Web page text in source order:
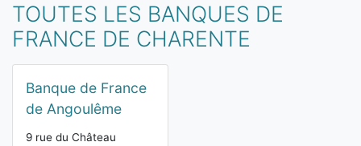
TOUTES LES BANQUES DE
FRANCE DE CHARENTE
Banque de France
de Angoulême
9 rue du Château